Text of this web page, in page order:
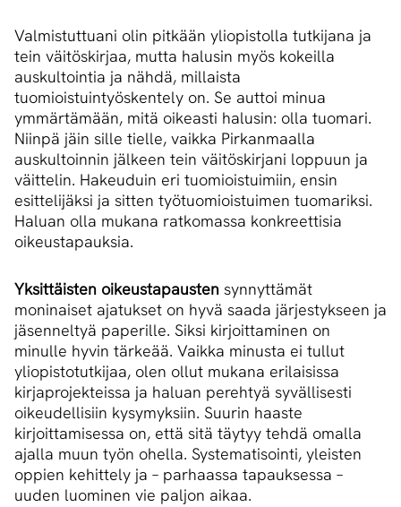
Valmistuttuani olin pitkään yliopistolla tutkijana ja
tein väitöskirjaa, mutta halusin myös kokeilla
auskultointia ja nähdä, millaista
tuomioistuintyöskentely on. Se auttoi minua
ymmärtämään, mitä oikeasti halusin: olla tuomari.
Niinpä jäin sille tielle, vaikka Pirkanmaalla
auskultoinnin jälkeen tein väitöskirjani loppuun ja
väittelin. Hakeuduin eri tuomioistuimiin, ensin
esittelijäksi ja sitten työtuomioistuimen tuomariksi.
Haluan olla mukana ratkomassa konkreettisia
oikeustapauksia.
Yksittäisten oikeustapausten synnyttämät
moninaiset ajatukset on hyvä saada järjestykseen ja
jäsenneltyä paperille. Siksi kirjoittaminen on
minulle hyvin tärkeää. Vaikka minusta ei tullut
yliopistotutkijaa, olen ollut mukana erilaisissa
kirjaprojekteissa ja haluan perehtyä syvällisesti
oikeudellisiin kysymyksiin. Suurin haaste
kirjoittamisessa on, että sitä täytyy tehdä omalla
ajalla muun työn ohella. Systematisointi, yleisten
oppien kehittely ja – parhaassa tapauksessa –
uuden luominen vie paljon aikaa.